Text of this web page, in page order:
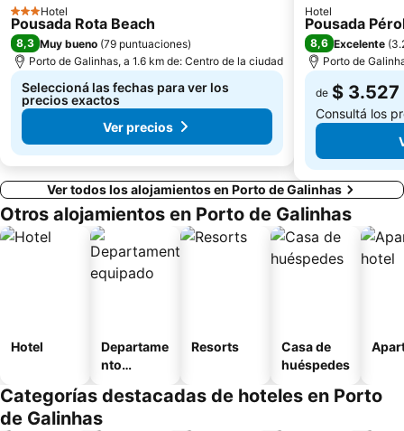
3 Estrellas
Hotel
Pousada Rota Beach
8,3 Muy bueno (79 puntuaciones)
Porto de Galinhas, a 1.6 km de: Centro de la ciudad
Seleccioná las fechas para ver los
precios exactos
Ver precios
Hotel
Pousada
8,6 Excelente (
Porto de
de $ 3.527
Consultá los
Ver todos los alojamientos en Porto de Galinhas
Otros alojamientos en Porto de Galinhas
Hotel
Departame
nto
Resorts
Casa de
huéspedes
Categorías destacadas de hoteles en Porto
de Galinhas